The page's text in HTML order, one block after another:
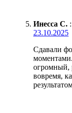
Инесса С. :
23.10.2025
Сдавали
огромный,
вовремя,